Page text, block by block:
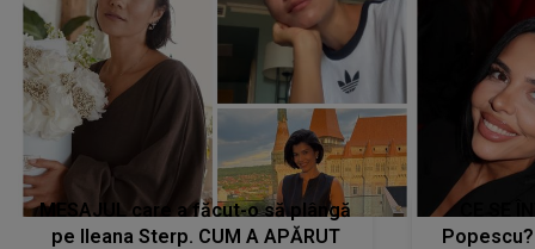
MESAJUL care a făcut-o să plângă
pe Ileana Sterp. CUM A APĂRUT